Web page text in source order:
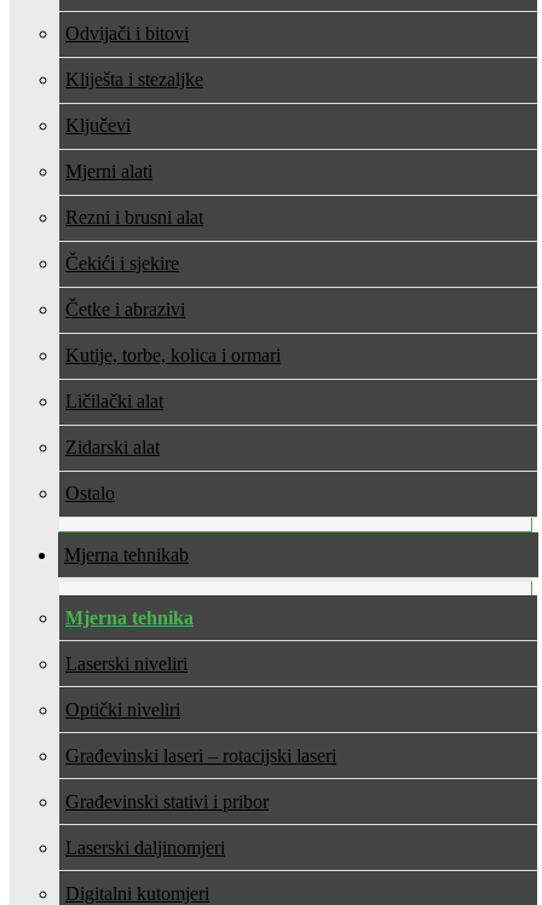
Odvijači i bitovi
Kliješta i stezaljke
Ključevi
Mjerni alati
Rezni i brusni alat
Čekići i sjekire
Četke i abrazivi
Kutije, torbe, kolica i ormari
Ličilački alat
Zidarski alat
Ostalo
Mjerna tehnika
Mjerna tehnika
Laserski niveliri
Optički niveliri
Građevinski laseri – rotacijski laseri
Građevinski stativi i pribor
Laserski daljinomjeri
Digitalni kutomjeri